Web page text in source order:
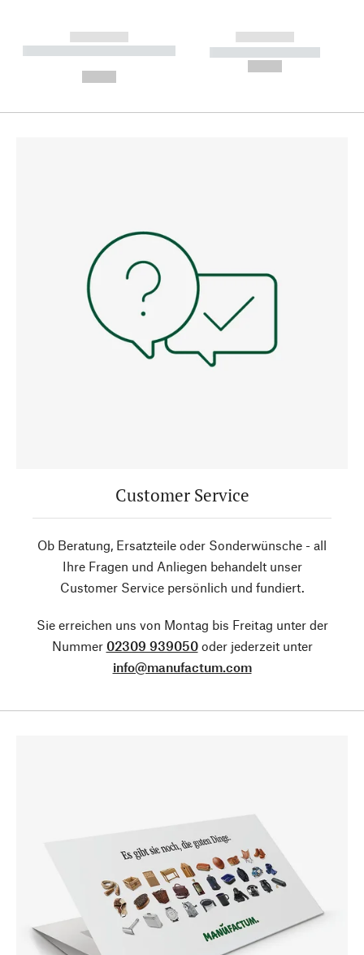
------------
----------- ----------- --------
------------
----------- -----------
Customer Service
Ob Beratung, Ersatzteile oder Sonderwünsche - all
Ihre Fragen und Anliegen behandelt unser
Customer Service persönlich und fundiert.
Sie erreichen uns von Montag bis Freitag unter der
Nummer 02309 939050oder jederzeit unter
info@manufactum.com